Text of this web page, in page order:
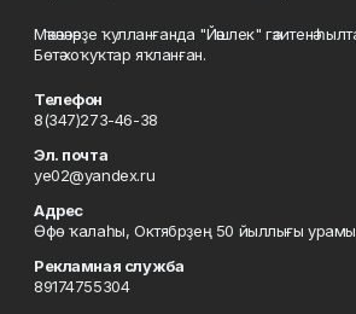
Мәҡәләләрҙе ҡулланғанда "Йәшлек" гәзитенә
Бөтә хоҡуҡтар яҡланған.
Телефон
8(347)273-46-38
Эл. почта
ye02@yandex.ru
Адрес
Өфө ҡалаһы, Октябрҙең 50 йыллығы
Рекламная служба
89174755304